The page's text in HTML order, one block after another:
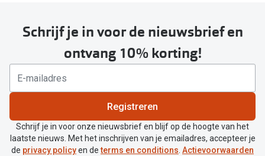
Schrijf je in voor de nieuwsbrief en
ontvang 10% korting!
Registreren
Schrijf je in voor onze nieuwsbrief en blijf op de hoogte van het
laatste nieuws. Met het inschrijven van je emailadres, accepteer je
de privacy policyen determs en conditions. Actievoorwaarden